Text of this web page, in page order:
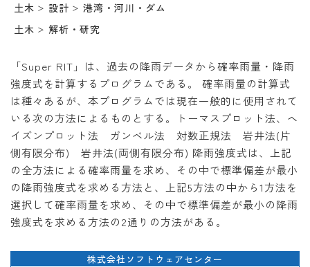
土木 設計
港湾・河川・ダム
土木
解析・研究
「Super RIT」は、過去の降雨データから確率雨量・降雨
強度式を計算するプログラムである。 確率雨量の計算式
は種々あるが、本プログラムでは現在一般的に使用されて
いる次の方法によるものとする。トーマスプロット法、ヘ
イズンプロット法 ガンベル法 対数正規法 岩井法(片
側有限分布) 岩井法(両側有限分布) 降雨強度式は、上記
の全方法による確率雨量を求め、その中で標準偏差が最小
の降雨強度式を求める方法と、上記5方法の中から1方法を
選択して確率雨量を求め、その中で標準偏差が最小の降雨
強度式を求める方法の2通りの方法がある。
株式会社ソフトウェアセンター